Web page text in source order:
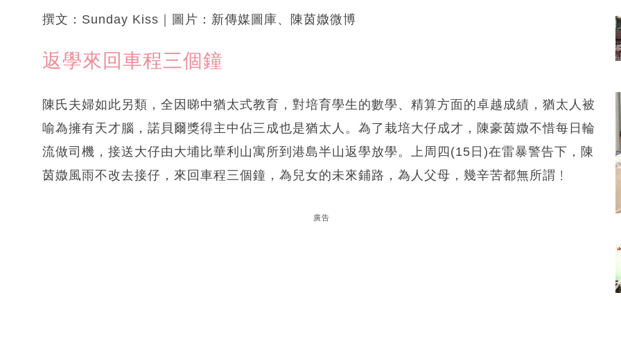
撰文：Sunday Kiss｜圖片：新傳媒圖庫、陳茵媺微博
返學來回車程三個鐘
陳氏夫婦如此另類，全因睇中猶太式教育，對培育學生的數學、精算方面的卓越成績，猶太人被
喻為擁有天才腦，諾貝爾獎得主中佔三成也是猶太人。為了栽培大仔成才，陳豪茵媺不惜每日輪
流做司機，接送大仔由大埔比華利山寓所到港島半山返學放學。上周四(15日)在雷暴警告下，陳
茵媺風雨不改去接仔，來回車程三個鐘，為兒女的未來鋪路，為人父母，幾辛苦都無所謂﹗
廣告